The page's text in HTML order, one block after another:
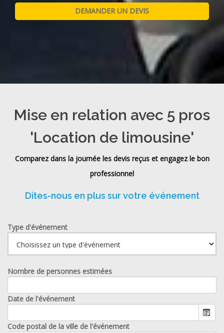
Mise en relation avec 5 pros
'Location de limousine'
Comparez dans la journée les devis reçus et engagez le bon
professionnel
Dites-nous en plus sur votre événement
Type d'événement
Nombre de personnes estimées
Date de l'événement
Code postal de la ville de l'événement